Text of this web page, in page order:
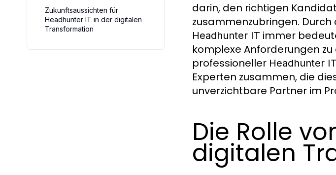
Zukunftsaussichten für
Headhunter IT in der digitalen
Transformation
darin, den richtigen
zusammenzubringen.
Headhunter IT immer
komplexe Anforderungen
professioneller Headhunter IT
Experten zusammen, die
unverzichtbare Partner im
Die Rolle
digitalen